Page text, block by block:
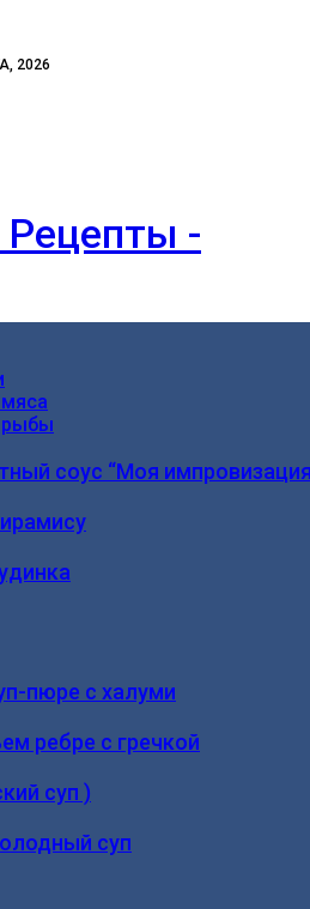
2026
Рецепты -
рыбы
соус “Моя
пюре с халуми
ребре с гречкой
суп )
суп